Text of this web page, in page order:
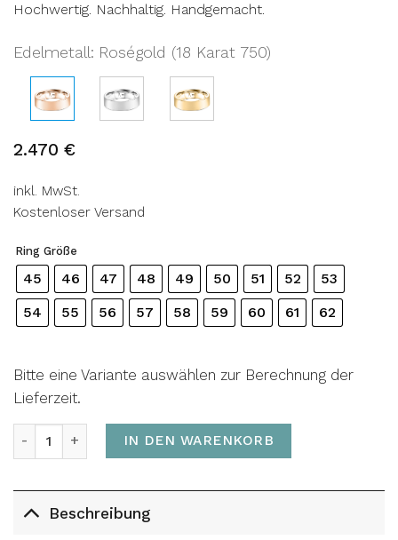
Hochwertig. Nachhaltig. Handgemacht.
Edelmetall: Roségold (18 Karat 750)
2.470 €
inkl. MwSt.
Kostenloser Versand
Ring Größe
45 46 47 48 49 50 51 52
53
54
55 56 57 58 59 60 61 62
Bitte eine Variante auswählen zur Berechnung der
Lieferzeit.
Ring THE BOLD MengeIN DEN WARENKORB
Beschreibung